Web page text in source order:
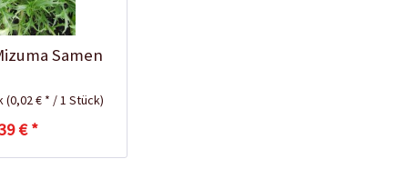
Samen
(0,02 € * / 1 Stück)
€ *